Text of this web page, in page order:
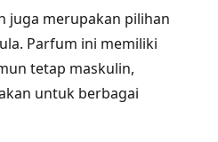
juga merupakan pilihan
Parfum ini memiliki
tetap maskulin,
untuk berbagai